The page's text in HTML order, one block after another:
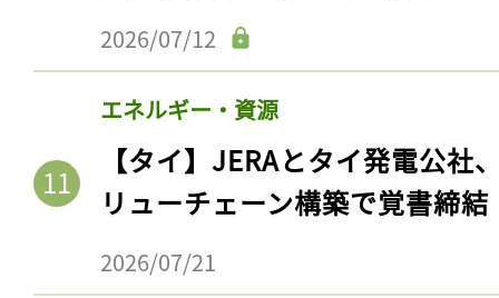
2026/07/12
エネルギー・資源
【タイ】JERAとタイ発電公社
リューチェーン構築で覚書締結
2026/07/21